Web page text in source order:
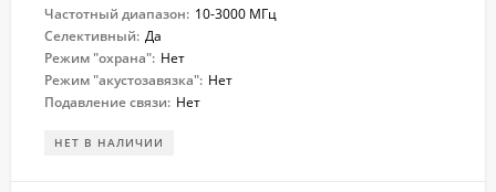
Частотный диапазон: 10-3000 МГц
Селективный: Да
Режим "охрана": Нет
Режим "акустозавязка": Нет
Подавление связи: Нет
НЕТ В НАЛИЧИИ